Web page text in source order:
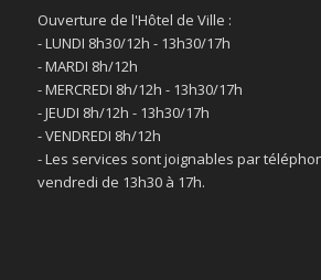
Ouverture de l'Hôtel de Ville :
- LUNDI 8h30/12h - 13h30/17h
- MARDI 8h/12h
- MERCREDI 8h/12h - 13h30/17h
- JEUDI 8h/12h - 13h30/17h
- VENDREDI 8h/12h
- Les services sont joignables par
vendredi de 13h30 à 17h.